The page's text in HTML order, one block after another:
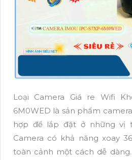
Loại Camera Giá re Wifi
6M0WED là sản phẩm
hợp để lắp đặt ở những vị
Camera có khả năng xoay
toàn cảnh một cách dễ